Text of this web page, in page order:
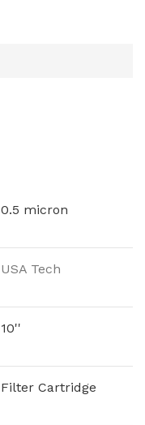
0.5 micron
USA Tech
10''
Filter Cartridge